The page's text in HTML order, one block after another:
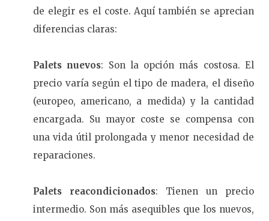
de elegir es el coste. Aquí también se aprecian
diferencias claras:
Palets nuevos: Son la opción más costosa. El
precio varía según el tipo de madera, el diseño
(europeo, americano, a medida) y la cantidad
encargada. Su mayor coste se compensa con
una vida útil prolongada y menor necesidad de
reparaciones.
Palets reacondicionados: Tienen un precio
intermedio. Son más asequibles que los nuevos,